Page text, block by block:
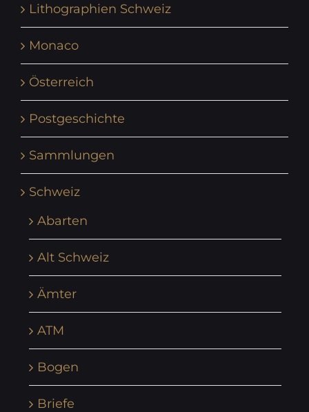
Lithographien Schweiz
Monaco
Österreich
Postgeschichte
Sammlungen
Schweiz
Abarten
Alt Schweiz
Ämter
ATM
Bogen
Briefe